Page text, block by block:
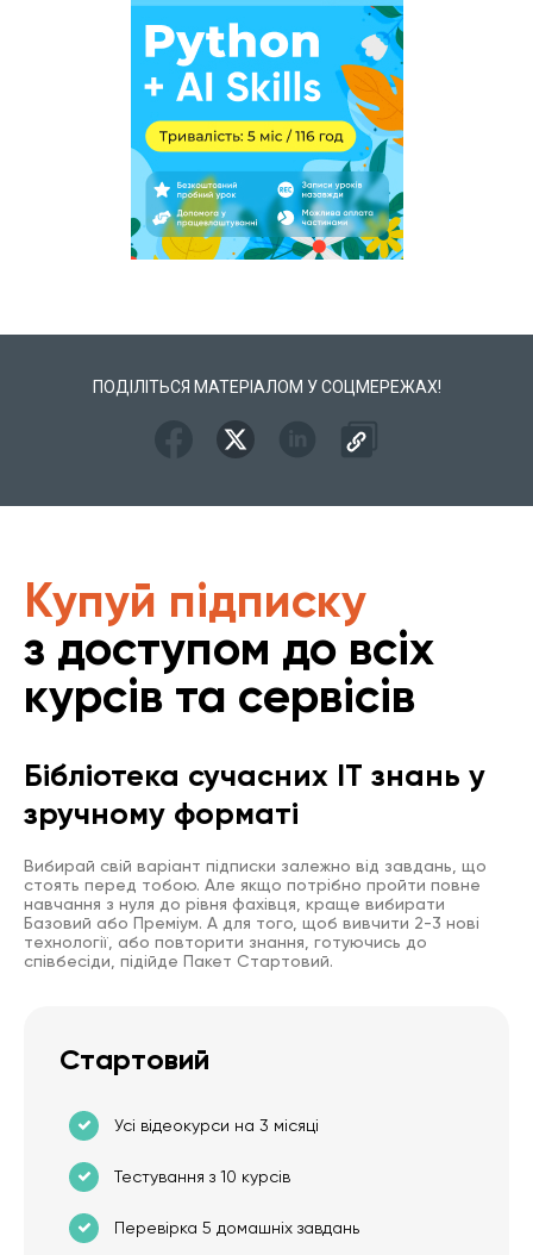
ПОДІЛІТЬСЯ МАТЕРІАЛОМ У СОЦМЕРЕЖАХ!
Купуй підписку
з доступом до всіх
курсів та сервісів
Бібліотека сучасних IT знань у
зручному форматі
Вибирай свій варіант підписки залежно від завдань, що
стоять перед тобою. Але якщо потрібно пройти повне
навчання з нуля до рівня фахівця, краще вибирати
Базовий або Преміум. А для того, щоб вивчити 2-3 нові
технології, або повторити знання, готуючись до
співбесіди, підійде Пакет Стартовий.
Стартовий
Усі відеокурси на 3 місяці
Тестування з 10 курсів
Перевірка 5 домашніх завдань